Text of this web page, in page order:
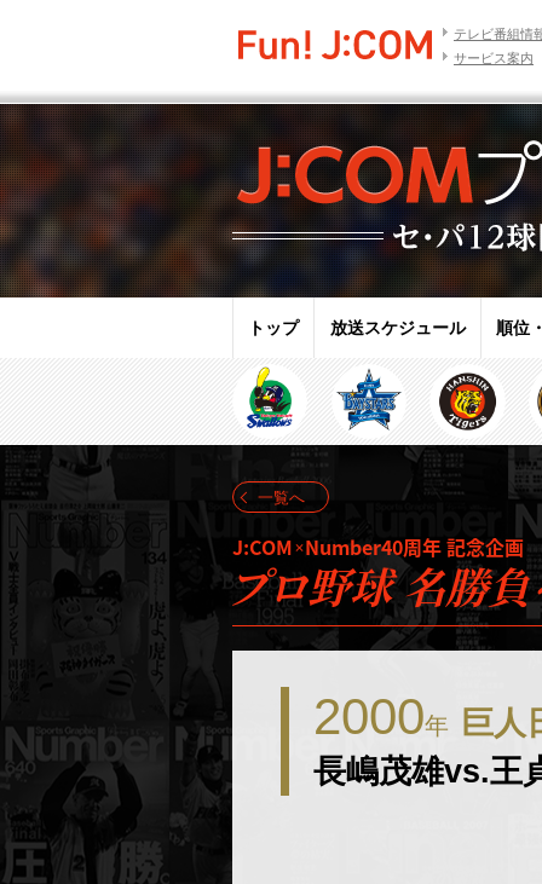
テレビ番組情
サービス案内
トップ 放送スケジュール 順位
一覧へ
J:COM ×Number40周年 記念企画
プロ野球 名勝
2000年
巨人
長嶋茂雄vs.王